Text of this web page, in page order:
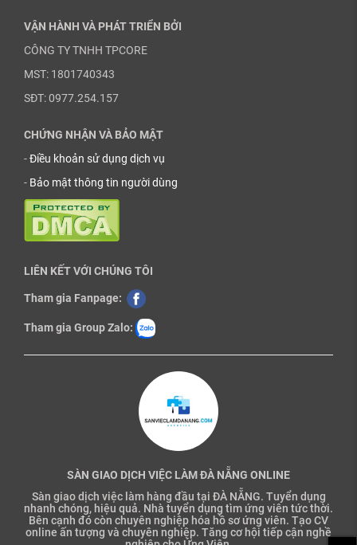
VẬN HÀNH VÀ PHÁT TRIỂN BỞI
CÔNG TY TNHH TPCORE
MST: 1801740343
SĐT: 0977.254.157
CHỨNG NHẬN VÀ BẢO MẬT
-Điều khoản sử dụng dịch vụ
- Bảo mật thông tin người dùng
LIÊN KẾT VỚI CHÚNG TÔI
Tham gia Fanpage:
Tham gia Group Zalo:
SÀN GIAO DỊCH VIỆC LÀM ĐÀ NẴNG ONLINE
Sàn giao dịch việc làm hàng đầu tại ĐÀ NẴNG. Tuyển dụng
nhanh chóng, hiệu quả. Nhà tuyển dụng tìm ứng viên tức thời.
Bên cạnh đó còn chuyên nghiệp hóa hồ sơ ứng viên. Tạo CV
online ấn tượng và chuyên nghiệp. Tăng cơ hội tiếp cận nghề